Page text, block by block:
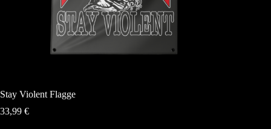
Stay Violent Flagge
33,99 €